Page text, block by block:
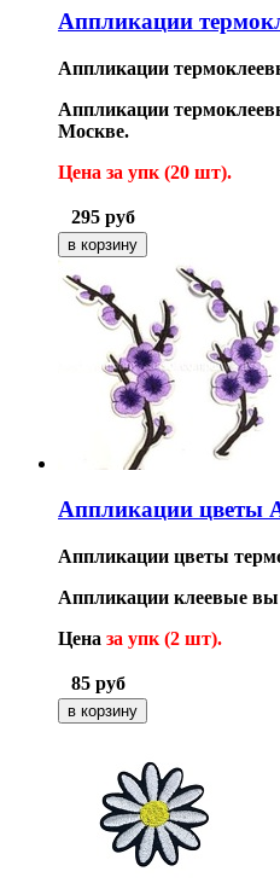
Аппликации
Аппликации
Аппликации
Москве.
Цена за упк (20 шт).
295 руб
Аппликации цветы
Аппликации цветы
Аппликации клеевые
Цена за упк (2 шт).
85 руб